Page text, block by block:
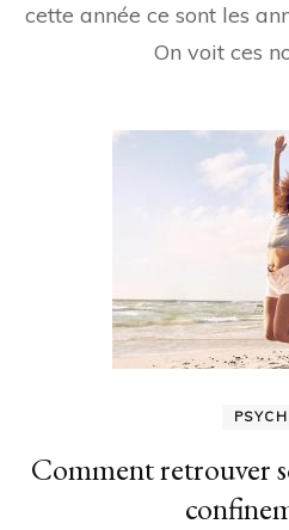
cette année ce sont les
On voit ces
Comment retrouver